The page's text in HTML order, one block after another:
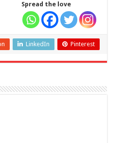
Spread the love
LinkedIn Pinterest